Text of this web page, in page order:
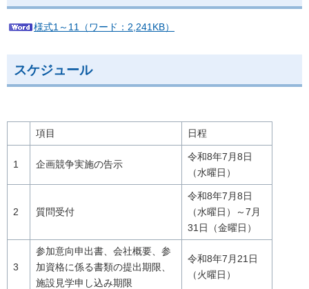
様式1～11（ワード：2,241KB）
スケジュール
項目 日程
1 企画競争実施の告示
令和8年7月8日
（水曜日）
2 質問受付
令和8年7月8日
（水曜日）～7月
31日（金曜日）
3
参加意向申出書、会社概要、参
加資格に係る書類の提出期限、
施設見学申し込み期限
令和8年7月21日
（火曜日）